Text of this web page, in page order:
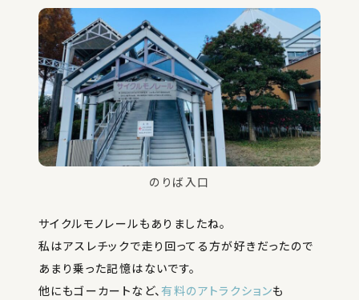
のりば入口
サイクルモノレールもありましたね。
私はアスレチックで走り回ってる方が好きだったので
あまり乗った記憶はないです。
他にもゴーカートなど、有料のアトラクションも